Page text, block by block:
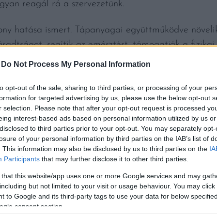
Do Not Process My Personal Information
opt-out of the sale, sharing to third parties, or processing of your
for targeted advertising by us, please use the below opt-out
selection. Please note that after your opt-out request is processed
interest-based ads based on personal information utilized by us
to third parties prior to your opt-out. You may separately
of your personal information by third parties on the IAB’s list of
This information may also be disclosed by us to third parties on the
Participants that may further disclose it to other third parties.
that this website/app uses one or more Google services and may
but not limited to your visit or usage behaviour. You may
to Google and its third-party tags to use your data for below
consent section.
reagál rá a szervezetünk.
hatása ismert. Tápanyagai együttműködve
segítik az emésztést, támogatják a fizikai
a bőr, a haj és a látás egészségéhez,
növény flavonoidokat is tartalmaz – ezek olyan
ismertek. Hasonló anyagok találhatók a
lassíthatja a szájüregi- és vastagbélrák sejtjeinek
is hasznos lehet. A Cleveland Clinic beszámolója
hatású, valamint segíthet a magas koleszterin- és
annak a pigmentnek, amely a növények zöld